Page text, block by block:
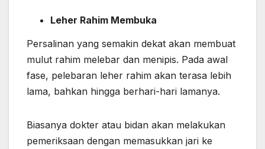
Leher Rahim Membuka
Persalinan yang semakin dekat akan membuat
mulut rahim melebar dan menipis. Pada awal
fase, pelebaran leher rahim akan terasa lebih
lama, bahkan hingga berhari-hari lamanya.
Biasanya dokter atau bidan akan melakukan
pemeriksaan dengan memasukkan jari ke